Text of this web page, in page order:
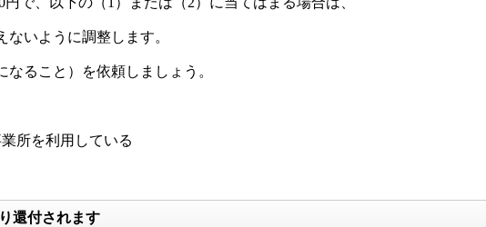
ないように調整します。
ること）を依頼しましょう。
所を利用している
還付されます